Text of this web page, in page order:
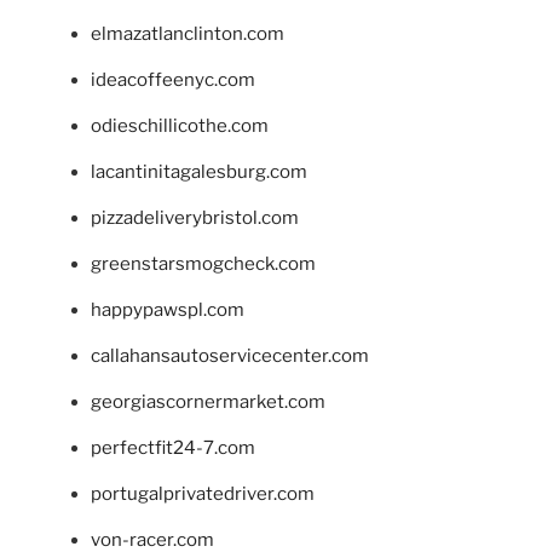
elmazatlanclinton.com
ideacoffeenyc.com
odieschillicothe.com
lacantinitagalesburg.com
pizzadeliverybristol.com
greenstarsmogcheck.com
happypawspl.com
callahansautoservicecenter.com
georgiascornermarket.com
perfectfit24-7.com
portugalprivatedriver.com
von-racer.com